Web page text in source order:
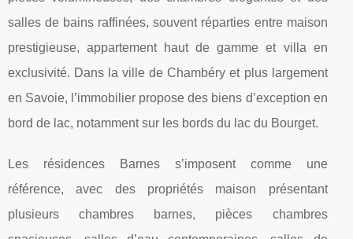
salles de bains raffinées, souvent réparties entre maison
prestigieuse, appartement haut de gamme et villa en
exclusivité. Dans la ville de Chambéry et plus largement
en Savoie, l’immobilier propose des biens d’exception en
bord de lac, notamment sur les bords du lac du Bourget.
Les résidences Barnes s’imposent comme une
référence, avec des propriétés maison présentant
plusieurs chambres barnes, pièces chambres